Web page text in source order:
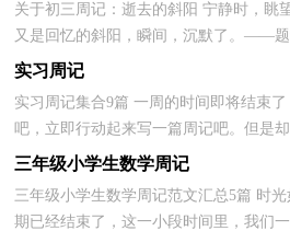
关于初三周记：逝去的斜阳 宁静时，眺
又是回忆的斜阳，瞬间，沉默了。——
的。住在一个他们那种年代被分到的一
实习周记
实习周记集合9篇 一周的时间即将结束
吧，立即行动起来写一篇周记吧。但是
面是小编为大家整理的实习周记9篇，仅
三年级小学生数学周记
三年级小学生数学周记范文汇总5篇 时
期已经结束了，这一小段时间里，我们